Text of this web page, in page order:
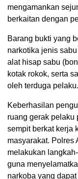
mengamankan
berkaitan dengan
Barang bukti yang
narkotika jenis
alat hisap sabu
kotak rokok, serta
oleh terduga pelaku.
Keberhasilan
ruang gerak pelaku
sempit berkat kerja
masyarakat. Polres
melakukan
guna
narkoba yang